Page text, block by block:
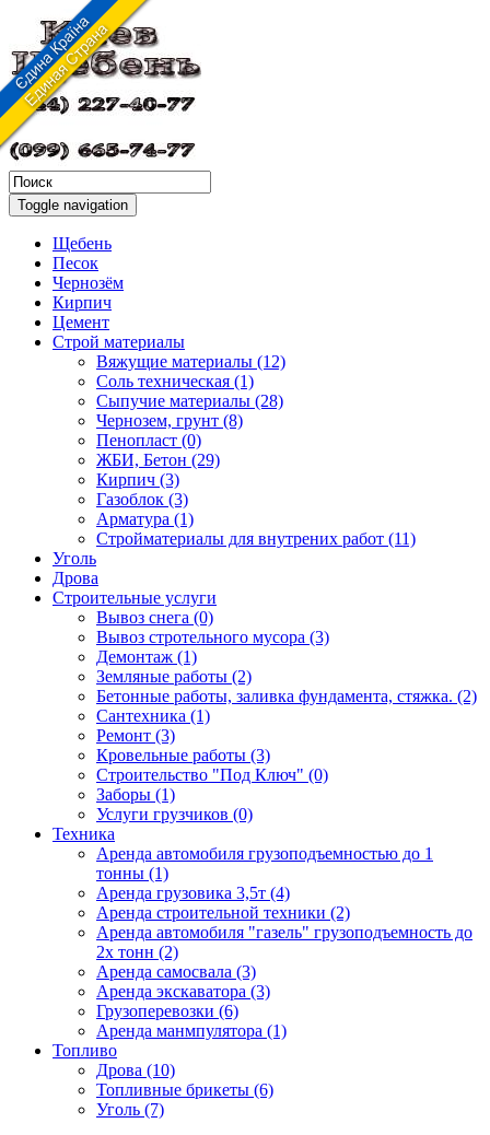
Toggle navigation
Щебень
Песок
Чернозём
Кирпич
Цемент
Строй материалы
Вяжущие материалы (12)
Соль техническая (1)
Сыпучие материалы (28)
Чернозем, грунт (8)
Пенопласт (0)
ЖБИ, Бетон (29)
Кирпич (3)
Газоблок (3)
Арматура (1)
Стройматериалы для внутрених работ (11)
Уголь
Дрова
Строительные услуги
Вывоз снега (0)
Вывоз стротельного мусора (3)
Демонтаж (1)
Земляные работы (2)
Бетонные работы, заливка фундамента, стяжка. (2)
Сантехника (1)
Ремонт (3)
Кровельные работы (3)
Строительство "Под Ключ" (0)
Заборы (1)
Услуги грузчиков (0)
Техника
Аренда автомобиля грузоподъемностью до 1
тонны (1)
Аренда грузовика 3,5т (4)
Аренда строительной техники (2)
Аренда автомобиля "газель" грузоподъемность до
2х тонн (2)
Аренда самосвала (3)
Аренда экскаватора (3)
Грузоперевозки (6)
Аренда манмпулятора (1)
Топливо
Дрова (10)
Топливные брикеты (6)
Уголь (7)